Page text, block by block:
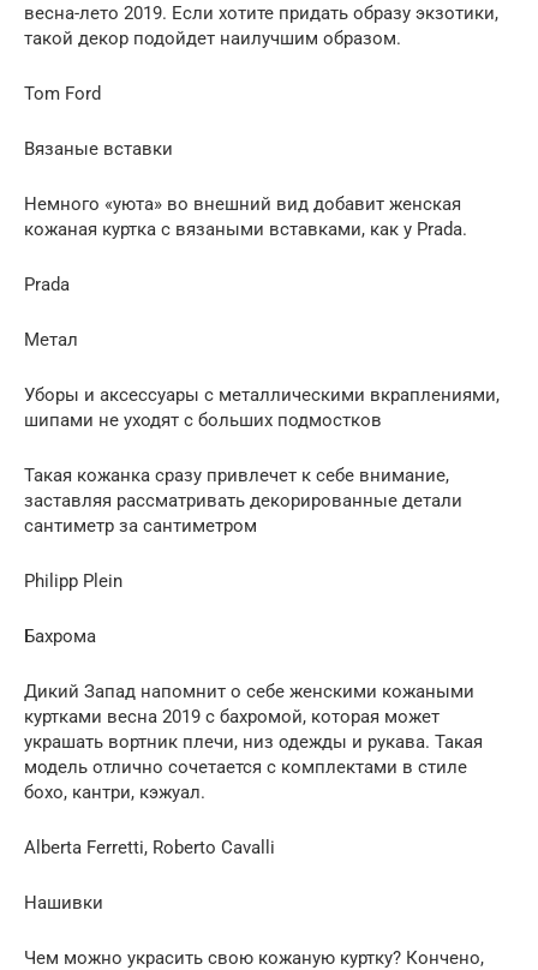
весна-лето 2019. Если хотите придать образу экзотики,
такой декор подойдет наилучшим образом.
Tom Ford
Вязаные вставки
Немного «уюта» во внешний вид добавит женская
кожаная куртка с вязаными вставками, как у Prada.
Prada
Метал
Уборы и аксессуары с металлическими вкраплениями,
шипами не уходят с больших подмостков
Такая кожанка сразу привлечет к себе внимание,
заставляя рассматривать декорированные детали
сантиметр за сантиметром
Philipp Plein
Бахрома
Дикий Запад напомнит о себе женскими кожаными
куртками весна 2019 с бахромой, которая может
украшать вортник плечи, низ одежды и рукава. Такая
модель отлично сочетается с комплектами в стиле
бохо, кантри, кэжуал.
Alberta Ferretti, Roberto Cavalli
Нашивки
Чем можно украсить свою кожаную куртку? Кончено,